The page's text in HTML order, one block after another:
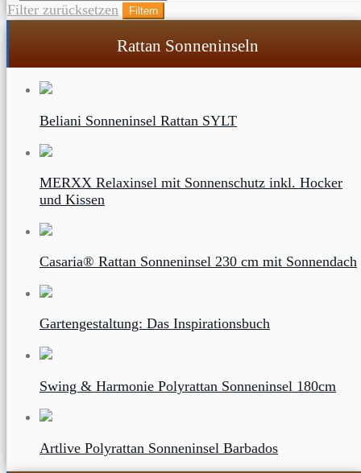
Filter zurücksetzen
Filtern
Rattan Sonneninseln
Beliani Sonneninsel Rattan SYLT
MERXX Relaxinsel mit Sonnenschutz inkl. Hocker
und Kissen
Casaria® Rattan Sonneninsel 230 cm mit Sonnendach
Gartengestaltung: Das Inspirationsbuch
Swing & Harmonie Polyrattan Sonneninsel 180cm
Artlive Polyrattan Sonneninsel Barbados